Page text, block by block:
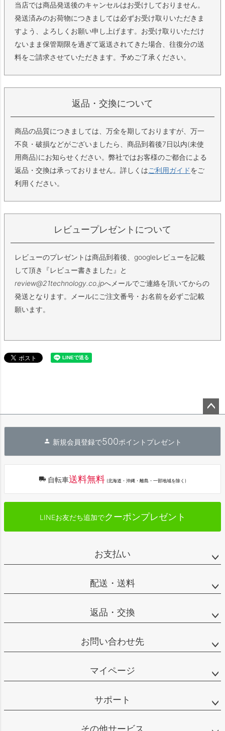
当店では商品発送後のキャンセルはお受けしておりません。
発送済みのお荷物につきましては必ずお受け取りいただきま
すよう、よろしくお願い申し上げます。お受け取りいただけ
ないまま保管期限を過ぎて返送されてきた場合、往復分の送
料をご請求させていただきます。予めご了承ください。
返品・交換について
商品の品質につきましては、万全を期しておりますが、万一
不良・破損などがございましたら、商品到着後7日以内(未使
用商品)にお知らせください。弊社ではお客様のご都合による
返品・交換は承っておりません。詳しくはご利用ガイドをご
利用ください。
レビュープレゼントについて
レビューのプレゼントは商品到着後、googleレビューを記載
して頂き『レビュー書きました』と
review@21technology.co.jpへメールでご連絡を頂いてからの
発送となります。メールにご注文番号・お名前を必ずご記載
願います。
新規会員登録で500ポイントプレゼント
自転車送料無料 (北海道・沖縄・離島・一部地域を除く)
LINEお友だち追加でクーポンプレゼント
お支払い
配送・送料
返品・交換
お問い合わせ先
マイページ
サポート
その他サービス